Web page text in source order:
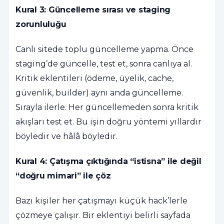
Kural 3: Güncelleme sırası ve staging
zorunluluğu
Canlı sitede toplu güncelleme yapma. Önce
staging’de güncelle, test et, sonra canlıya al.
Kritik eklentileri (ödeme, üyelik, cache,
güvenlik, builder) aynı anda güncelleme.
Sırayla ilerle. Her güncellemeden sonra kritik
akışları test et. Bu işin doğru yöntemi yıllardır
böyledir ve hâlâ böyledir.
Kural 4: Çatışma çıktığında “istisna” ile değil
“doğru mimari” ile çöz
Bazı kişiler her çatışmayı küçük hack’lerle
çözmeye çalışır. Bir eklentiyi belirli sayfada